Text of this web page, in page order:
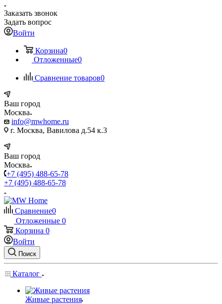
Заказать звонок
Задать вопрос
Войти
Корзина0
Отложенные0
Сравнение товаров0
Ваш город
Москва
info@mwhome.ru
г. Москва, Вавилова д.54 к.3
Ваш город
Москва
+7 (495) 488-65-78
+7 (495) 488-65-78
Сравнение0
Отложенные 0
Корзина 0
Войти
Поиск
Каталог
Живые растения